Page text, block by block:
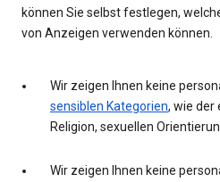
können Sie selbst festlegen,
von Anzeigen verwenden können.
Wir zeigen Ihnen keine
sensiblen Kategorien, wie der
Religion, sexuellen
Wir zeigen Ihnen keine